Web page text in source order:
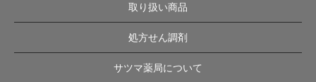
取り扱い商品
処方せん調剤
サツマ薬局について